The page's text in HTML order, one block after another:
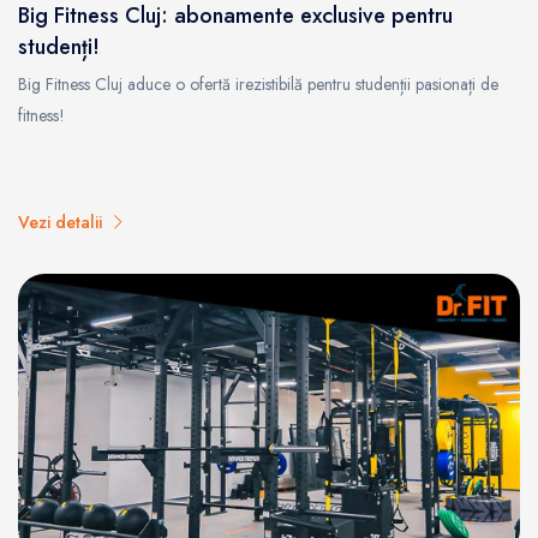
Big Fitness Cluj: abonamente exclusive pentru
studenți!
Big Fitness Cluj aduce o ofertă irezistibilă pentru studenții pasionați de
fitness!
Vezi detalii